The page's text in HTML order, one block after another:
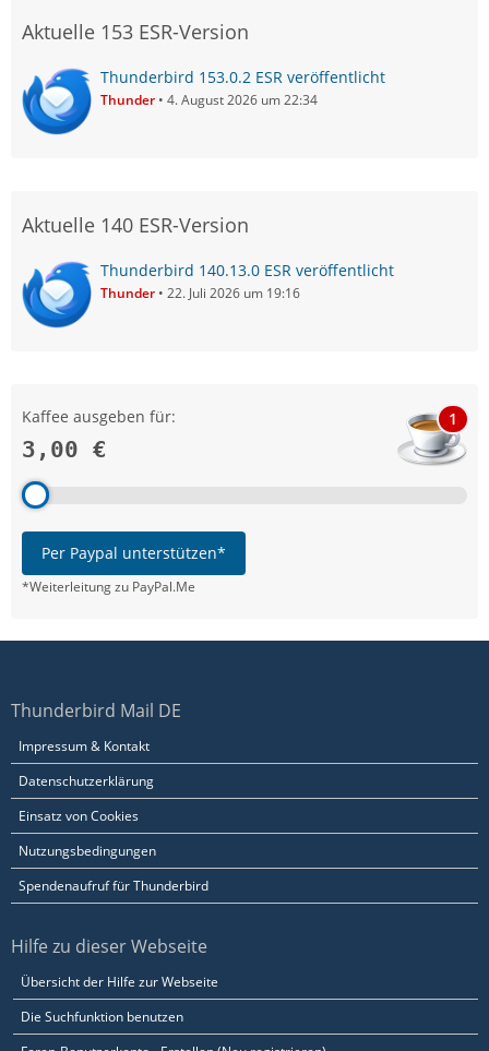
Aktuelle 153 ESR-Version
Thunderbird 153.0.2 ESR veröffentlicht
Thunder 4. August 2026 um 22:34
Aktuelle 140 ESR-Version
Thunderbird 140.13.0 ESR veröffentlicht
Thunder 22. Juli 2026 um 19:16
Kaffee ausgeben für:
3,00 €
1
Per Paypal unterstützen*
*Weiterleitung zu PayPal.Me
Thunderbird Mail DE
Impressum & Kontakt
Datenschutzerklärung
Einsatz von Cookies
Nutzungsbedingungen
Spendenaufruf für Thunderbird
Hilfe zu dieser Webseite
Übersicht der Hilfe zur Webseite
Die Suchfunktion benutzen